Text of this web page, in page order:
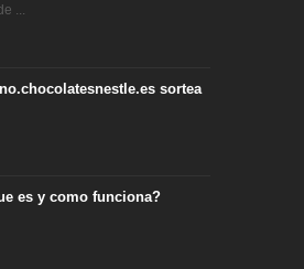
...
sortea
es y como funciona?